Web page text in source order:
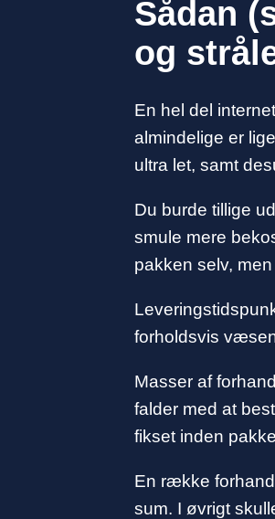
Sådan
og
En hel del
almindelige er
ultra let, samt
Du burde tillige
smule mere
pakken selv,
forholdsvis
Masser af
falder med at
fikset inden
En række
sum. I øvrigt